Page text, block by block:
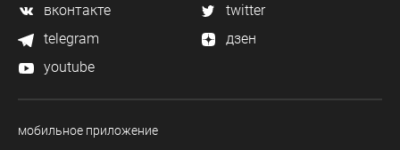
вконтакте
twitter
telegram
дзен
youtube
мобильное приложение